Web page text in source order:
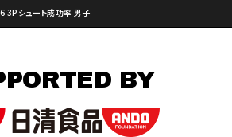
3Pシュート成功率 男子
BY